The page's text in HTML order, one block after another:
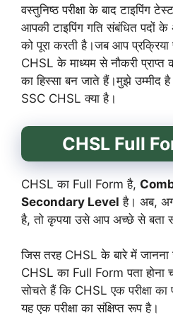
वस्तुनिष्ठ परीक्षा के बाद टाइपिंग
आपकी टाइपिंग गति संबंधित पदों
को पूरा करती है।जब आप प्रक्रिया
CHSL के माध्यम से नौकरी
का हिस्सा बन जाते हैं।मुझे उम्मीद
SSC CHSL क्या है।
CHSL Full
CHSL का Full Form है,
Secondary Level है। अब,
है, तो कृपया उसे आप अच्छे से बता
जिस तरह CHSL के बारे में
CHSL का Full Form पता होना
सोचते हैं कि CHSL एक परीक्षा
यह एक परीक्षा का संक्षिप्त रूप है।